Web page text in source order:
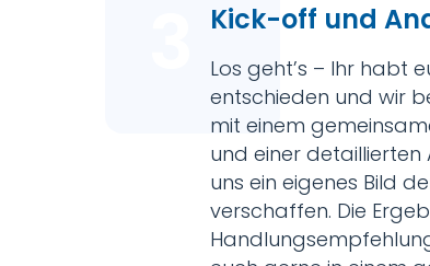
Kick-off und
Los geht’s – Ihr habt
entschieden und wir
mit einem
und einer
uns ein eigenes Bild
verschaffen. Die